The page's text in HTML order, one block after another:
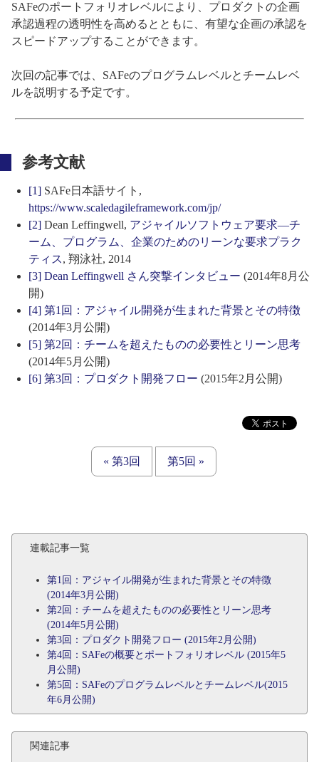
SAFeのポートフォリオレベルにより、プロダクトの企画
承認過程の透明性を高めるとともに、有望な企画の承認を
スピードアップすることができます。
次回の記事では、SAFeのプログラムレベルとチームレベ
ルを説明する予定です。
参考文献
[1] SAFe日本語サイト,
https://www.scaledagileframework.com/jp/
[2] Dean Leffingwell, アジャイルソフトウェア要求―チ
ーム、プログラム、企業のためのリーンな要求プラク
ティス, 翔泳社, 2014
[3] Dean Leffingwell さん突撃インタビュー (2014年8月公
開)
[4] 第1回：アジャイル開発が生まれた背景とその特徴
(2014年3月公開)
[5] 第2回：チームを超えたものの必要性とリーン思考
(2014年5月公開)
[6] 第3回：プロダクト開発フロー (2015年2月公開)
« 第3回 第5回 »
連載記事一覧
第1回：アジャイル開発が生まれた背景とその特徴
(2014年3月公開)
第2回：チームを超えたものの必要性とリーン思考
(2014年5月公開)
第3回：プロダクト開発フロー (2015年2月公開)
第4回：SAFeの概要とポートフォリオレベル (2015年5
月公開)
第5回：SAFeのプログラムレベルとチームレベル(2015
年6月公開)
関連記事